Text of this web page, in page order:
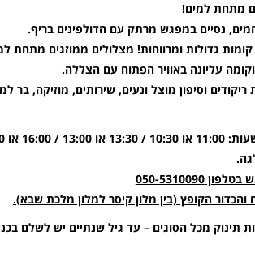
נסיים במפגש מרתק עם הדולפינים בריף.
בספינת הזכוכית החדישה ביותר באילת 3 קומות גדולות ומרווחות! מצלולים
עליונה באוויר הפתוח עם הצללה.
וסיפון מוצל ונעים, שירותים, מוזיקה, בר
5310090
הקופץ (בין מלון קיסר למלון מלכת שבא).